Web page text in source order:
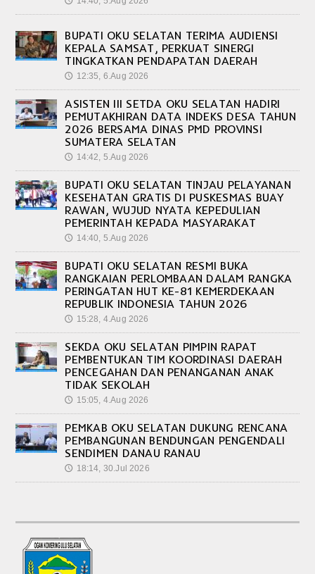
BUPATI OKU SELATAN TERIMA AUDIENSI
KEPALA SAMSAT, PERKUAT SINERGI
TINGKATKAN PENDAPATAN DAERAH
🕔 12:35, 6.Aug 2026
ASISTEN III SETDA OKU SELATAN HADIRI
PEMUTAKHIRAN DATA INDEKS DESA TAHUN
2026 BERSAMA DINAS PMD PROVINSI
SUMATERA SELATAN
🕔 14:42, 5.Aug 2026
BUPATI OKU SELATAN TINJAU PELAYANAN
KESEHATAN GRATIS DI PUSKESMAS BUAY
RAWAN, WUJUD NYATA KEPEDULIAN
PEMERINTAH KEPADA MASYARAKAT
🕔 14:40, 5.Aug 2026
BUPATI OKU SELATAN RESMI BUKA
RANGKAIAN PERLOMBAAN DALAM RANGKA
PERINGATAN HUT KE-81 KEMERDEKAAN
REPUBLIK INDONESIA TAHUN 2026
🕔 15:28, 4.Aug 2026
SEKDA OKU SELATAN PIMPIN RAPAT
PEMBENTUKAN TIM KOORDINASI DAERAH
PENCEGAHAN DAN PENANGANAN ANAK
TIDAK SEKOLAH
🕔 15:05, 4.Aug 2026
PEMKAB OKU SELATAN DUKUNG RENCANA
PEMBANGUNAN BENDUNGAN PENGENDALI
SENDIMEN DANAU RANAU
🕔 18:14, 30.Jul 2026